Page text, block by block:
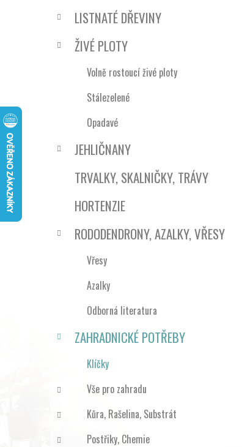
LISTNATÉ DŘEVINY
ŽIVÉ PLOTY
Volně rostoucí živé ploty
Stálezelené
Opadavé
JEHLIČNANY
TRVALKY, SKALNIČKY, TRÁVY
HORTENZIE
RODODENDRONY, AZALKY, VŘESY
Vřesy
Azalky
Odborná literatura
ZAHRADNICKÉ POTŘEBY
Klíčky
Vše pro zahradu
Kůra, Rašelina, Substrát
Postřiky, Chemie